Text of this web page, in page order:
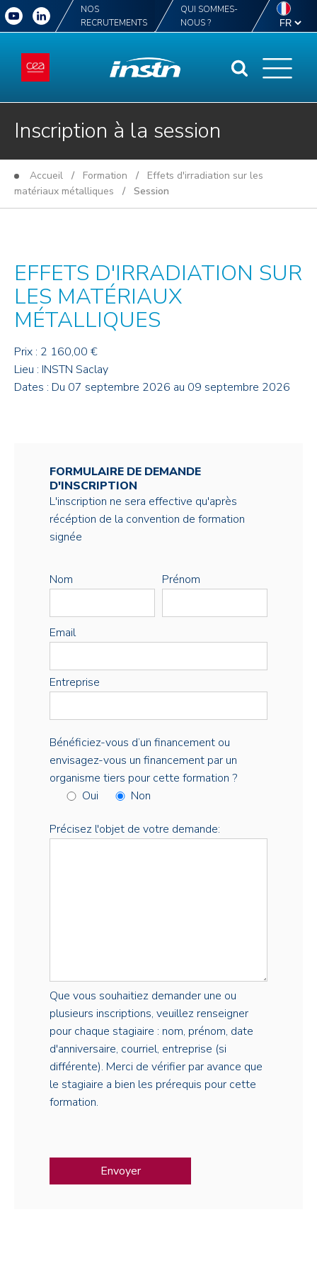
NOS
RECRUTEMENTS
QUI SOMMES-
NOUS ?
Inscription à la session
Accueil / Formation / Effets d'irradiation sur les
matériaux métalliques / Session
EFFETS D'IRRADIATION SUR
LES MATÉRIAUX
MÉTALLIQUES
Prix : 2 160,00 €
Lieu : INSTN Saclay
Dates : Du 07 septembre 2026 au 09 septembre 2026
FORMULAIRE DE DEMANDE
D'INSCRIPTION
L'inscription ne sera effective qu'après
récéption de la convention de formation
signée
Nom Prénom
Email
Entreprise
Bénéficiez-vous d’un financement ou
envisagez-vous un financement par un
organisme tiers pour cette formation ?
Oui
Non
Précisez l'objet de votre demande:
Que vous souhaitiez demander une ou
plusieurs inscriptions, veuillez renseigner
pour chaque stagiaire : nom, prénom, date
d'anniversaire, courriel, entreprise (si
différente). Merci de vérifier par avance que
le stagiaire a bien les prérequis pour cette
formation.